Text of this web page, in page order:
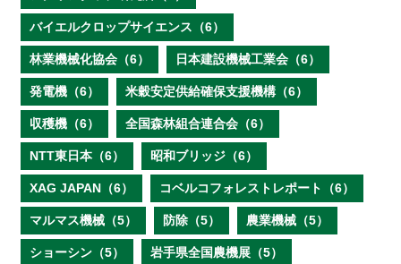
バイエルクロップサイエンス（6）
林業機械化協会（6） 日本建設機械工業会（6）
発電機（6） 米穀安定供給確保支援機構（6）
収穫機（6） 全国森林組合連合会（6）
NTT東日本（6） 昭和ブリッジ（6）
XAG JAPAN（6） コベルコフォレストレポート（6）
マルマス機械（5） 防除（5） 農業機械（5）
ショーシン（5） 岩手県全国農機展（5）